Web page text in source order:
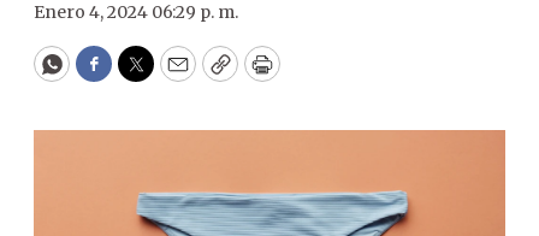
Enero 4, 2024 06:29 p. m.
WhatsApp
Facebook
Twitter
EmailCopyPrint